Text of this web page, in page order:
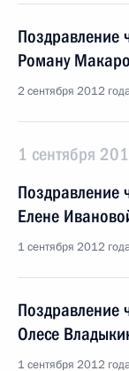
Поздравление
Роману
2 сентября 2012
1 сентября
Поздравление
Елене
1 сентября 2012
Поздравление
Олесе
1 сентября 2012